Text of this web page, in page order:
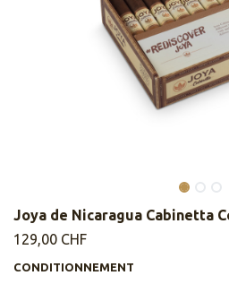
Joya de Nicaragua Cabinetta
129,00 CHF
CONDITIONNEMENT